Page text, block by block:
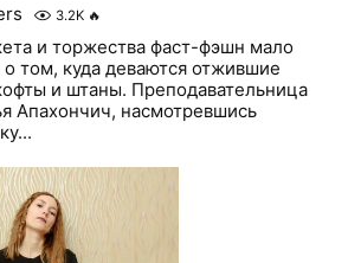
3.2K 🔥
и торжества фаст-фэшн мало
о том, куда деваются отжившие
и штаны. Преподавательница
Апахончич, насмотревшись